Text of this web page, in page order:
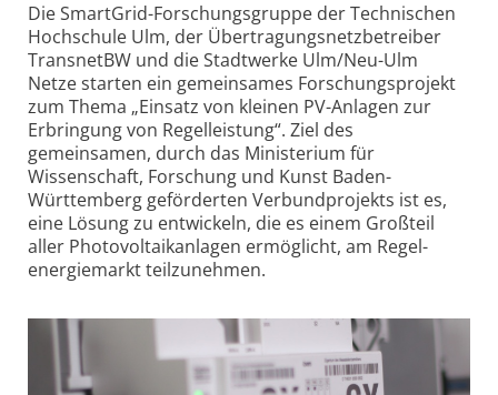
Die SmartGrid-Forschungsgruppe der Technischen
Hochschule Ulm, der Übertragungs­netzbetreiber
TransnetBW und die Stadtwerke Ulm/Neu-Ulm
Netze starten ein gemeinsames Forschungsprojekt
zum Thema „Einsatz von kleinen PV-Anlagen zur
Erbringung von Regel­leistung“. Ziel des
gemeinsamen, durch das Ministerium für
Wissenschaft, Forschung und Kunst Baden-
Württemberg geförderten Verbund­projekts ist es,
eine Lösung zu entwickeln, die es einem Großteil
aller Photovoltaik­anlagen ermöglicht, am Regel­
energiemarkt teilzunehmen.